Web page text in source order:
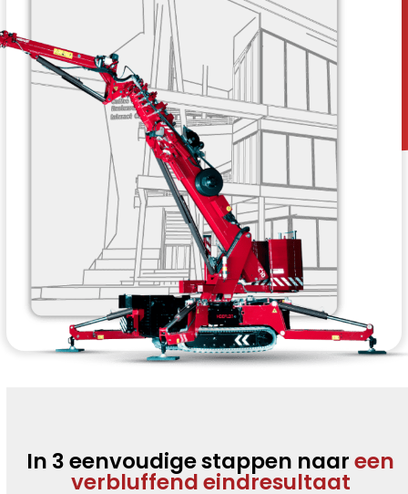
In 3 eenvoudige stappen naareen
verbluffend eindresultaat